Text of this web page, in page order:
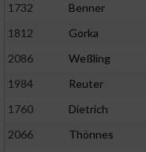
1732
Benner
1812
Gorka
2086
Weßling
1984
Reuter
1760
Dietrich
2066
Thönnes